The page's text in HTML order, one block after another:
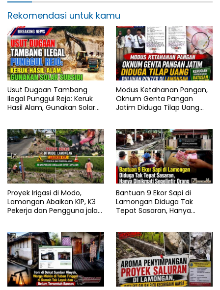
Wargaamongan Berpotensi
Langgar UU Jasa Konstruksi
Rekomendasi untuk kamu
Usut Dugaan Tambang
Ilegal Punggul Rejo: Keruk
Hasil Alam, Gunakan Solar
Modus Ketahanan Pangan,
Oknum Genta Pangan
Jatim Diduga Tilap Uang
Proyek Irigasi di Modo,
Lamongan Abaikan KIP, K3
Pekerja dan Pengguna jalan,
Bantuan 9 Ekor Sapi di
Lamongan Diduga Tak
Tepat Sasaran, Hanya